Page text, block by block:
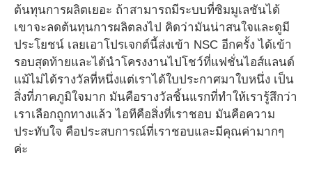
ต้นทุนการผลิตเยอะ ถ้าสามารถมีระบบที่ซิมมูเลชันได้
เขาจะลดต้นทุนการผลิตลงไป คิดว่ามันน่าสนใจและดูมี
ประโยชน์ เลยเอาโปรเจกต์นี้ส่งเข้า NSC อีกครั้ง ได้เข้า
รอบสุดท้ายและได้นำโครงงานไปโชว์ที่แฟชั่นไอส์แลนด์
แม้ไม่ได้รางวัลที่หนึ่งแต่เราได้ใบประกาศมาใบหนึ่ง เป็น
สิ่งที่ภาคภูมิใจมาก มันคือรางวัลชิ้นแรกที่ทำให้เรารู้สึกว่า
เราเลือกถูกทางแล้ว ไอทีคือสิ่งที่เราชอบ มันคือความ
ประทับใจ คือประสบการณ์ที่เราชอบและมีคุณค่ามากๆ
ค่ะ